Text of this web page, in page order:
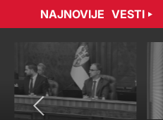
NAJNOVIJE VESTI
sporazumno raskinuli ugovor